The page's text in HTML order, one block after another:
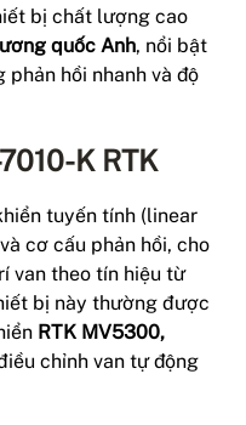
bị chất lượng cao
quốc Anh, nổi bật
phản hồi nhanh và độ
K RTK
tuyến tính (linear
cơ cấu phản hồi, cho
van theo tín hiệu từ
bị này thường được
RTK MV5300,
chỉnh van tự động